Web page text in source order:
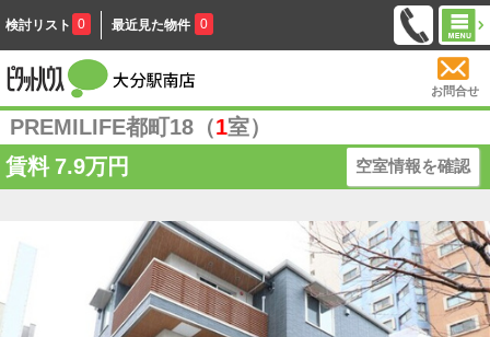
検討リスト 0 最近見た物件 0
お問合せ
PREMILIFE都町18（1室）
賃料 7.9万円 空室情報を確認